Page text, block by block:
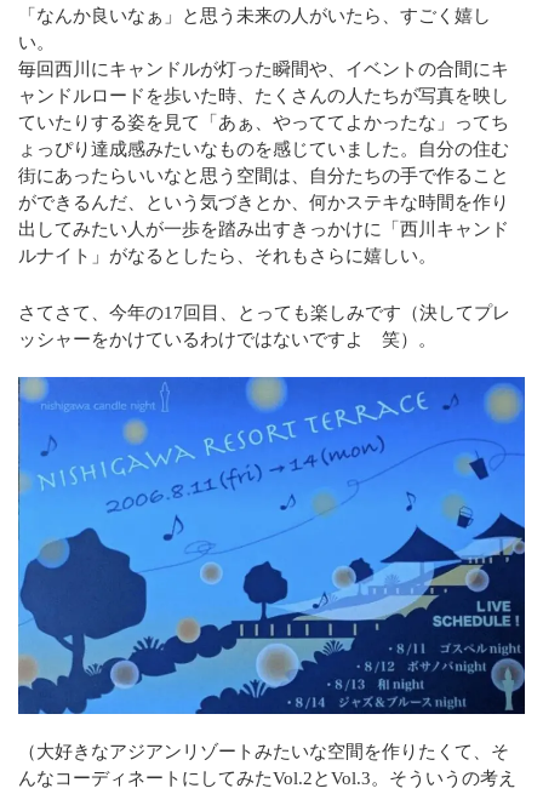
「なんか良いなぁ」と思う未来の人がいたら、すごく嬉し
い。
毎回西川にキャンドルが灯った瞬間や、イベントの合間にキ
ャンドルロードを歩いた時、たくさんの人たちが写真を映し
ていたりする姿を見て「あぁ、やっててよかったな」ってち
ょっぴり達成感みたいなものを感じていました。自分の住む
街にあったらいいなと思う空間は、自分たちの手で作ること
ができるんだ、という気づきとか、何かステキな時間を作り
出してみたい人が一歩を踏み出すきっかけに「西川キャンド
ルナイト」がなるとしたら、それもさらに嬉しい。
さてさて、今年の17回目、とっても楽しみです（決してプレ
ッシャーをかけているわけではないですよ 笑）。
（大好きなアジアンリゾートみたいな空間を作りたくて、そ
んなコーディネートにしてみたVol.2とVol.3。そういうの考え